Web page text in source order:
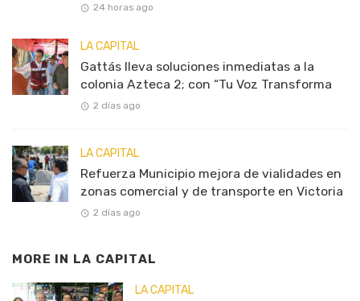
24 horas ago
LA CAPITAL
Gattás lleva soluciones inmediatas a la
colonia Azteca 2; con “Tu Voz Transforma
2 días ago
LA CAPITAL
Refuerza Municipio mejora de vialidades en
zonas comercial y de transporte en Victoria
2 días ago
MORE IN LA CAPITAL
LA CAPITAL